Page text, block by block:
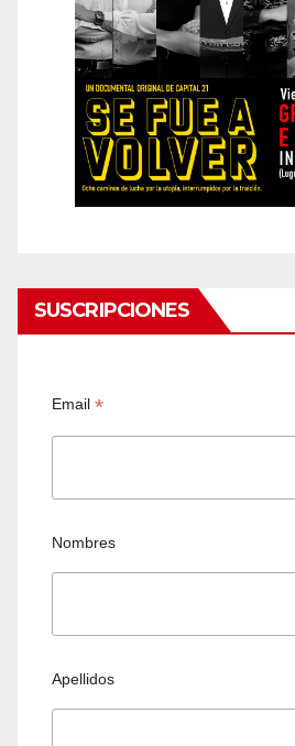
SUSCRIPCIONES
Email*
Nombres
Apellidos